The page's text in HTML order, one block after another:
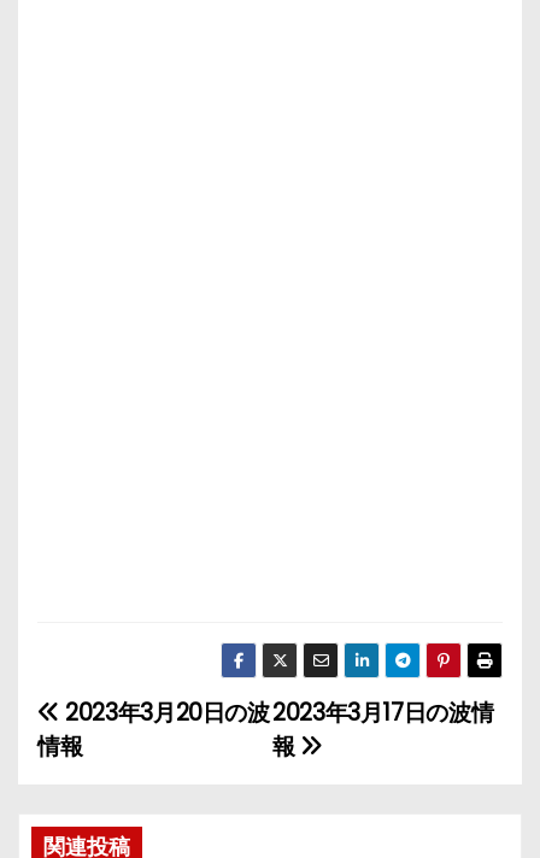
投
稿
ナ
2023年3月17日の波情
報
2023年3月20日の波
情報
関連投稿